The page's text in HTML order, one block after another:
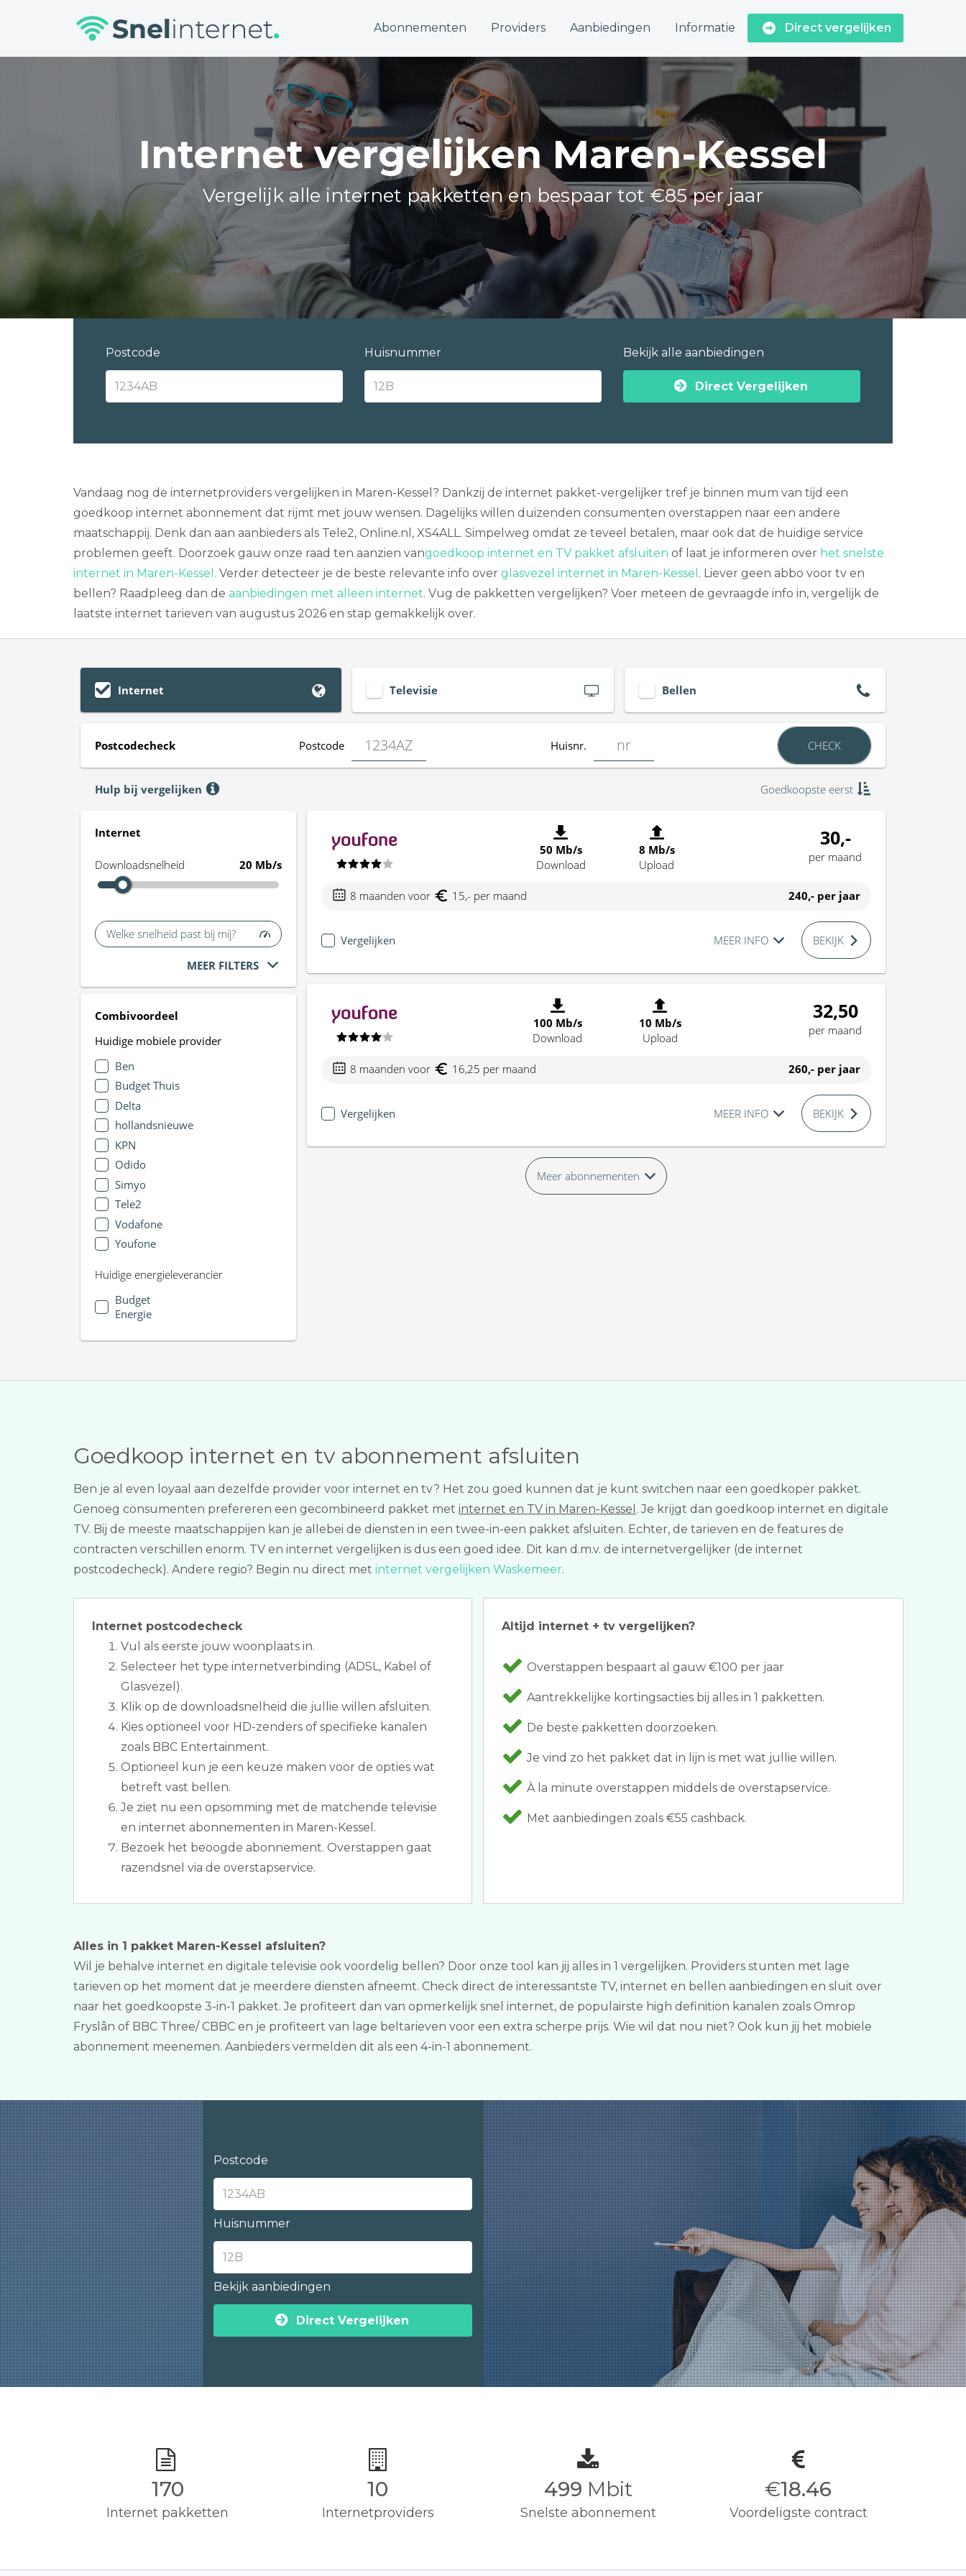
Abonnementen Providers Aanbiedingen Informatie Direct vergelijken
Skip
to
content
Internet vergelijken Maren-Kessel
Vergelijk alle internet pakketten en bespaar tot €85 per jaar
Postcode Huisnummer Bekijk alle aanbiedingen
Direct Vergelijken
Vandaag nog de internetproviders vergelijken in Maren-Kessel? Dankzij de internet pakket-vergelijker tref je binnen mum van tijd een
goedkoop internet abonnement dat rijmt met jouw wensen. Dagelijks willen duizenden consumenten overstappen naar een andere
maatschappij. Denk dan aan aanbieders als Tele2, Online.nl, XS4ALL. Simpelweg omdat ze teveel betalen, maar ook dat de huidige service
problemen geeft. Doorzoek gauw onze raad ten aanzien vangoedkoop internet en TV pakket afsluiten of laat je informeren over het snelste
internet in Maren-Kessel. Verder detecteer je de beste relevante info over glasvezel internet in Maren-Kessel . Liever geen abbo voor tv en
bellen? Raadpleeg dan de aanbiedingen met alleen internet. Vug de pakketten vergelijken? Voer meteen de gevraagde info in, vergelijk de
laatste internet tarieven van augustus 2026 en stap gemakkelijk over.
Internet Televisie Bellen
Postcodecheck Postcode Huisnr. CHECK
Hulp bij vergelijken Goedkoopste eerst
Internet
Downloadsnelheid 20 Mb/s
Welke snelheid past bij mij?
MEER FILTERS
Combivoordeel
Huidige mobiele provider
Ben
Budget Thuis
Delta
hollandsnieuwe
KPN
Odido
Simyo
Tele2
Vodafone
Youfone
Huidige energieleverancier
Budget
Energie
50 Mb/s
Download
8 Mb/s
Upload
30,-
per maand
8 maanden voor 15,- per maand 240,- per jaar
Vergelijken MEER INFO BEKIJK
100 Mb/s
Download
10 Mb/s
Upload
32,50
per maand
8 maanden voor 16,25 per maand 260,- per jaar
Vergelijken MEER INFO BEKIJK
Meer abonnementen
Goedkoop internet en tv abonnement afsluiten
Ben je al even loyaal aan dezelfde provider voor internet en tv? Het zou goed kunnen dat je kunt switchen naar een goedkoper pakket.
Genoeg consumenten prefereren een gecombineerd pakket met internet en TV in Maren-Kessel . Je krijgt dan goedkoop internet en digitale
TV. Bij de meeste maatschappijen kan je allebei de diensten in een twee-in-een pakket afsluiten. Echter, de tarieven en de features de
contracten verschillen enorm. TV en internet vergelijken is dus een goed idee. Dit kan d.m.v. de internetvergelijker (de internet
postcodecheck). Andere regio? Begin nu direct met internet vergelijken Waskemeer.
Internet postcodecheck
Vul als eerste jouw woonplaats in.
Selecteer het type internetverbinding (ADSL, Kabel of
Glasvezel).
Klik op de downloadsnelheid die jullie willen afsluiten.
Kies optioneel voor HD-zenders of specifieke kanalen
zoals BBC Entertainment.
Optioneel kun je een keuze maken voor de opties wat
betreft vast bellen.
Je ziet nu een opsomming met de matchende televisie
en internet abonnementen in Maren-Kessel.
Bezoek het beoogde abonnement. Overstappen gaat
razendsnel via de overstapservice.
Altijd internet + tv vergelijken?
Overstappen bespaart al gauw €100 per jaar
Aantrekkelijke kortingsacties bij alles in 1 pakketten.
De beste pakketten doorzoeken.
Je vind zo het pakket dat in lijn is met wat jullie willen.
À la minute overstappen middels de overstapservice.
Met aanbiedingen zoals €55 cashback.
Alles in 1 pakket Maren-Kessel afsluiten?
Wil je behalve internet en digitale televisie ook voordelig bellen? Door onze tool kan jij alles in 1 vergelijken. Providers stunten met lage
tarieven op het moment dat je meerdere diensten afneemt. Check direct de interessantste TV, internet en bellen aanbiedingen en sluit over
naar het goedkoopste 3-in-1 pakket. Je profiteert dan van opmerkelijk snel internet, de populairste high definition kanalen zoals Omrop
Fryslân of BBC Three/ CBBC en je profiteert van lage beltarieven voor een extra scherpe prijs. Wie wil dat nou niet? Ook kun jij het mobiele
abonnement meenemen. Aanbieders vermelden dit als een 4-in-1 abonnement.
Postcode
Huisnummer
Bekijk aanbiedingen
Direct Vergelijken
170
Internet pakketten
10
Internetproviders
500 Mbit
Snelste abonnement
€18.50
Voordeligste contract